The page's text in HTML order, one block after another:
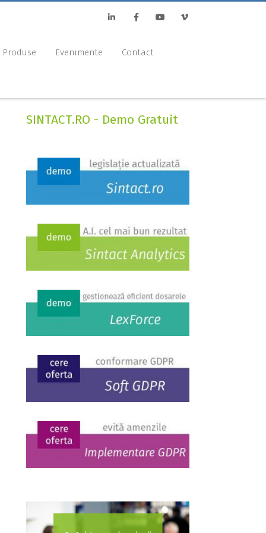
LinkedinFacebookYoutube
Produse Evenimente Contact
SINTACT.RO - Demo Gratuit